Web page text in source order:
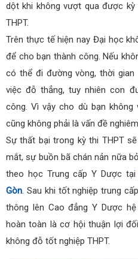
dột khi không vượt qua được
THPT.
Trên thực tế hiện nay Đại học
để cho bạn thành công. Nếu
có thể đi đường vòng, thời
việc đỗ thẳng, tuy nhiên con
công. Vì vậy cho dù bạn
cũng không phải là vấn đề
Sự thất bại trong kỳ thi THPT
mắt, sự buồn bã chán nản nữa
theo học Trung cấp Y Dược
Gòn. Sau khi tốt nghiệp trung
thông lên Cao đẳng Y Dược
hoàn toàn là cơ hội thuận lợi
không đỗ tốt nghiệp THPT.